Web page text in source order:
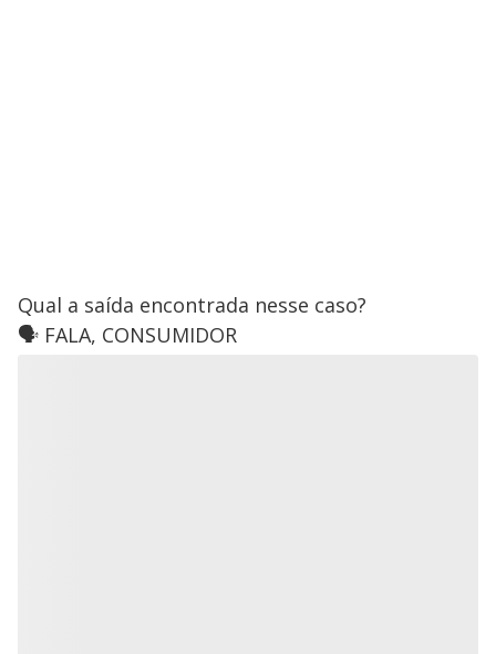
Qual a saída encontrada nesse caso?
🗣️ FALA, CONSUMIDOR